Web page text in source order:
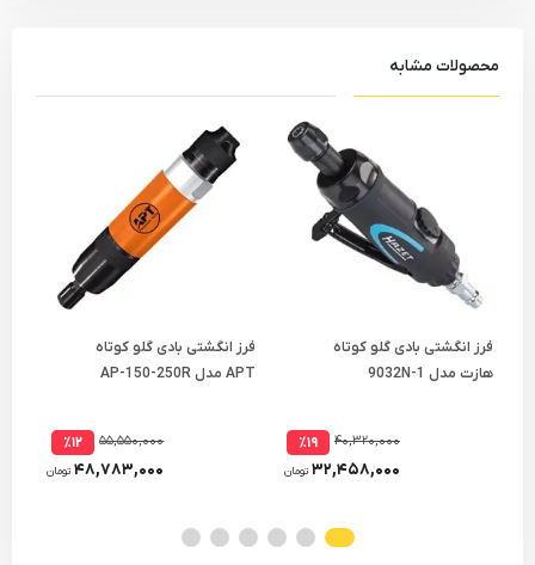
محصولات مشابه
فرز انگشتی بادی گلو کوتاه
هازت مدل 9032N-1
۴۰,۳۲۰,۰۰۰ ٪۱۹
۳۲,۴۵۸,۰۰۰ تومان
فرز انگشتی بادی گلو کوتاه
APT مدل AP-150-250R
۵۵,۵۵۰,۰۰۰ ٪۱۲
۴۸,۷۸۳,۰۰۰ تومان